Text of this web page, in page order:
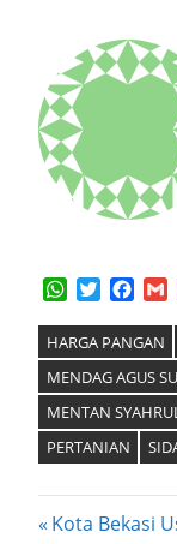
WhatsApp
Twitter
HARGA PANGAN
MENDAG AGUS
MENTAN
PERTANIAN
Post
Previous
Kota Bekasi